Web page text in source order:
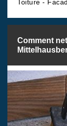
Toiture -
Comment